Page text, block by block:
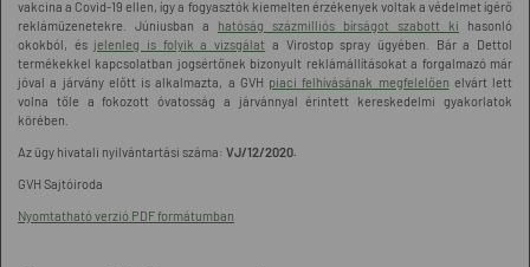
vakcina a Covid-19 ellen, így a fogyasztók kiemelten érzékenyek voltak a védelmet ígérő
reklámüzenetekre. Júniusban a hatóság százmilliós bírságot szabott ki hasonló
okokból, és jelenleg is folyik a vizsgálat a Virostop spray ügyében. Bár a Dettol
termékekkel kapcsolatban jogsértőnek bizonyult reklámállításokat a forgalmazó már
jóval a járvány előtt is alkalmazta, a GVH piaci felhívásának megfelelően elvárt lett
volna tőle a fokozott óvatosság a járvánnyal érintett kereskedelmi gyakorlatok
körében.
Az ügy hivatali nyilvántartási száma: VJ/12/2020.
GVH Sajtóiroda
Nyomtatható verzió PDF formátumban